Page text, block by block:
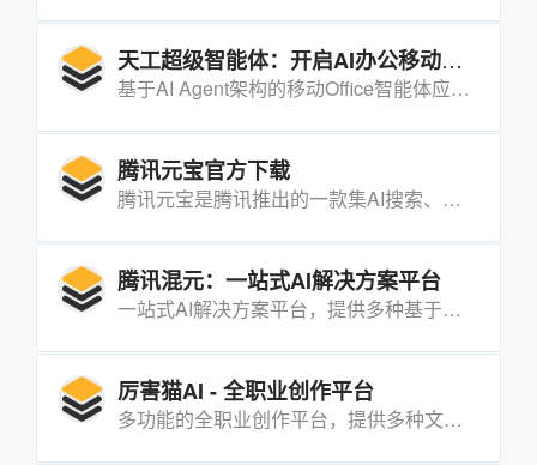
天工超级智能体：开启AI办公移动新时代
基于AI Agent架构的移动Office智能体应用，通过四大智能体协同工作，重新定义了移动办公的效率。
腾讯元宝官方下载
腾讯元宝是腾讯推出的一款集AI搜索、文档处理、内容创作等多功能于一体的智能助手工具。
腾讯混元：一站式AI解决方案平台
一站式AI解决方案平台，提供多种基于大模型能力的定制化AI应用服务，涵盖代码开发、搜索问答、金融问答、IP角色扮演、表情包生成、图片理解等多个领域，助力企业和开发者提升效率和创新能力。
厉害猫AI - 全职业创作平台
多功能的全职业创作平台，提供多种文案撰写、内容创作和电商营销工具，满足不同用户在自媒体、电商、政务等领域的创作需求。